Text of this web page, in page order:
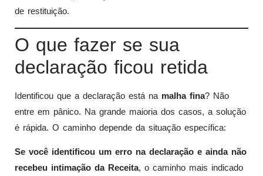
de restituição.
O que fazer se sua
declaração ficou retida
Identificou que a declaração está na malha fina? Não
entre em pânico. Na grande maioria dos casos, a solução
é rápida. O caminho depende da situação específica:
Se você identificou um erro na declaração e ainda não
recebeu intimação da Receita, o caminho mais indicado